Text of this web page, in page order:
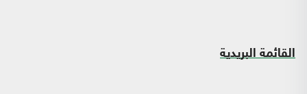
القائمة البريدية